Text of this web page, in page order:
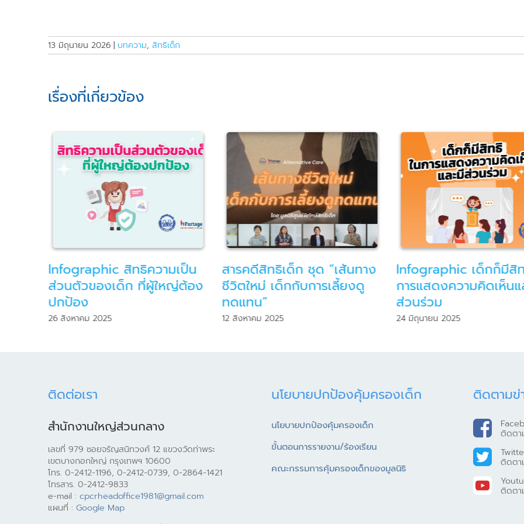
13 มิถุนายน 2026 | บทความ, สิทธิเด็ก
เรื่องที่เกี่ยวข้อง
Infographic สิทธิความเป็น
ส่วนตัวของเด็ก ที่ผู้ใหญ่ต้อง
ปกป้อง
26 สิงหาคม 2025
สารคดีสิทธิเด็ก ชุด “เส้นทาง
ชีวิตใหม่ เด็กกับการเลี้ยงดู
ทดแทน”
12 สิงหาคม 2025
Infographic เด็กก็มีสิ
การแสดงความคิดเห็นแ
ส่วนร่วม
24 มิถุนายน 2025
ติดต่อเรา
สำนักงานใหญ่ส่วนกลาง
เลขที่ 979 ซอยจรัญสนิทวงศ์ 12 แขวงวัดท่าพระ
เขตบางกอกใหญ่ กรุงเทพฯ 10600
โทร. 0-2412-1196, 0-2412-0739, 0-2864-1421
โทรสาร. 0-2412-9833
e-mail : cpcrheadoffice1981@gmail.com
แผนที่ : Google Map
นโยบายปกป้องคุ้มครองเด็ก
นโยบายปกป้องคุ้มครองเด็ก
ขั้นตอนการรายงาน/ร้องเรียน
คณะกรรมการคุ้มครองเด็กของมูลนิธิ
ติดตามข่
ติดตา
ติดตา
ติดตา